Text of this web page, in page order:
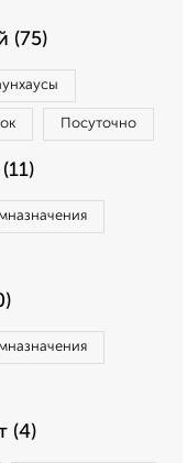
(75)
Посуточно
(4)